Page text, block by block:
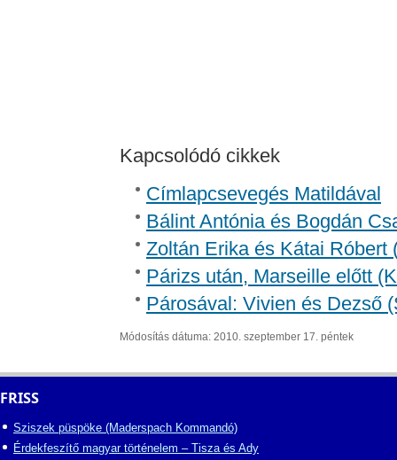
Kapcsolódó cikkek
Címlapcsevegés Matildával
Bálint Antónia és Bogdán
Zoltán Erika és Kátai Róbert
Párizs után, Marseille előtt
Párosával: Vivien és Dezső
Módosítás dátuma: 2010. szeptember 17. péntek
FRISS
Sziszek püspöke (Maderspach Kommandó)
Érdekfeszítő magyar történelem – Tisza és Ady